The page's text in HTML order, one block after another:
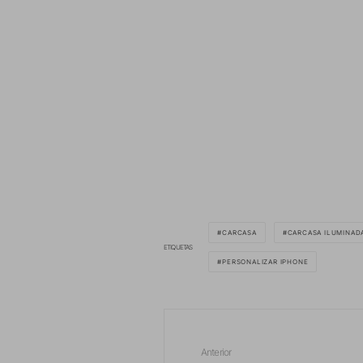
ETIQUETAS
CARCASA CARCASA
PERSONALIZAR IPHONE
Anterior